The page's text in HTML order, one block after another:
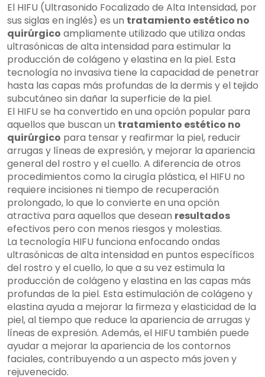
El HIFU (Ultrasonido Focalizado de Alta Intensidad, por
sus siglas en inglés) es un tratamiento estético no
quirúrgico ampliamente utilizado que utiliza ondas
ultrasónicas de alta intensidad para estimular la
producción de colágeno y elastina en la piel. Esta
tecnología no invasiva tiene la capacidad de penetrar
hasta las capas más profundas de la dermis y el tejido
subcutáneo sin dañar la superficie de la piel.
El HIFU se ha convertido en una opción popular para
aquellos que buscan un tratamiento estético no
quirúrgico para tensar y reafirmar la piel, reducir
arrugas y líneas de expresión, y mejorar la apariencia
general del rostro y el cuello. A diferencia de otros
procedimientos como la cirugía plástica, el HIFU no
requiere incisiones ni tiempo de recuperación
prolongado, lo que lo convierte en una opción
atractiva para aquellos que desean resultados
efectivos pero con menos riesgos y molestias.
La tecnología HIFU funciona enfocando ondas
ultrasónicas de alta intensidad en puntos específicos
del rostro y el cuello, lo que a su vez estimula la
producción de colágeno y elastina en las capas más
profundas de la piel. Esta estimulación de colágeno y
elastina ayuda a mejorar la firmeza y elasticidad de la
piel, al tiempo que reduce la apariencia de arrugas y
líneas de expresión. Además, el HIFU también puede
ayudar a mejorar la apariencia de los contornos
faciales, contribuyendo a un aspecto más joven y
rejuvenecido.